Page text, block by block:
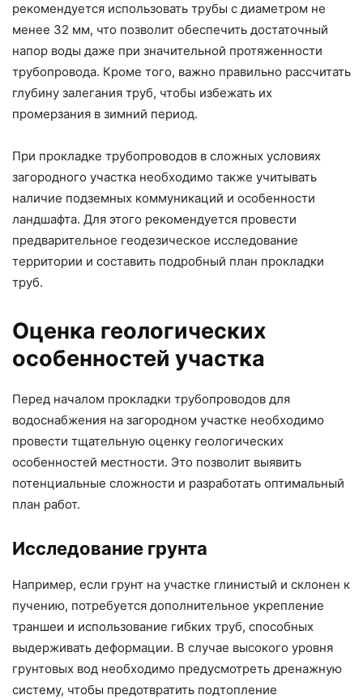
рекомендуется использовать трубы с диаметром не
менее 32 мм, что позволит обеспечить достаточный
напор воды даже при значительной протяженности
трубопровода. Кроме того, важно правильно рассчитать
глубину залегания труб, чтобы избежать их
промерзания в зимний период.
При прокладке трубопроводов в сложных условиях
загородного участка необходимо также учитывать
наличие подземных коммуникаций и особенности
ландшафта. Для этого рекомендуется провести
предварительное геодезическое исследование
территории и составить подробный план прокладки
труб.
Оценка геологических
особенностей участка
Перед началом прокладки трубопроводов для
водоснабжения на загородном участке необходимо
провести тщательную оценку геологических
особенностей местности. Это позволит выявить
потенциальные сложности и разработать оптимальный
план работ.
Исследование грунта
Например, если грунт на участке глинистый и склонен к
пучению, потребуется дополнительное укрепление
траншеи и использование гибких труб, способных
выдерживать деформации. В случае высокого уровня
грунтовых вод необходимо предусмотреть дренажную
систему, чтобы предотвратить подтопление